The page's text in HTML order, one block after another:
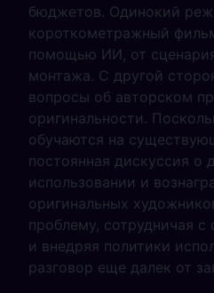
бюджетов. Одинокий
короткометражный
помощью ИИ, от
монтажа. С другой
вопросы об авторском
оригинальности.
обучаются на
постоянная дискуссия о
использовании и
оригинальных
проблему, сотрудничая с
и внедряя политики
разговор еще далек от